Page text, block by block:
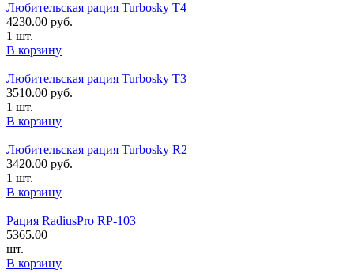
Любительская рация Turbosky T4
4230.00 руб.
1 шт.
В корзину
Любительская рация Turbosky T3
3510.00 руб.
1 шт.
В корзину
Любительская рация Turbosky R2
3420.00 руб.
1 шт.
В корзину
Рация RadiusPro RP-103
5365.00
шт.
В корзину